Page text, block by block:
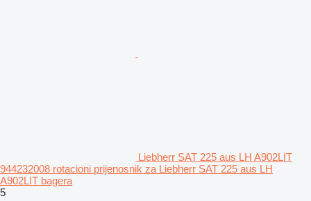
Liebherr SAT 225 aus LH A902LIT
944232008 rotacioni prijenosnik za Liebherr SAT 225 aus LH
A902LIT bagera
5